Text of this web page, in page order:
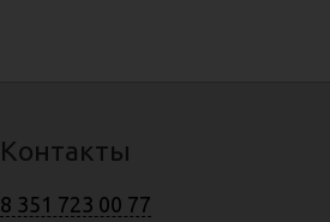
Контакты
8 351 723 00 77